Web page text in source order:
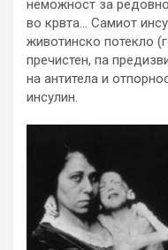
неможност за
во крвта… Самиот
животинско потекло
пречистен, па
на антитела и
инсулин.